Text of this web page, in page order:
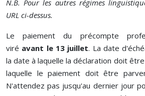
N.B. Pour les autres régimes
URL ci-dessus.
Le paiement du précompte
viré avant le 13 juillet. La date
la date à laquelle la déclaration doit
laquelle le paiement doit être
N'attendez pas jusqu'au dernier jour